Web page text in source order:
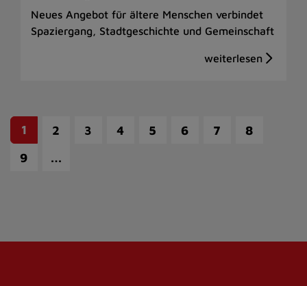
Neues Angebot für ältere Menschen verbindet
Spaziergang, Stadtgeschichte und Gemeinschaft
1 2 3 4 5 6 7
8
9
…